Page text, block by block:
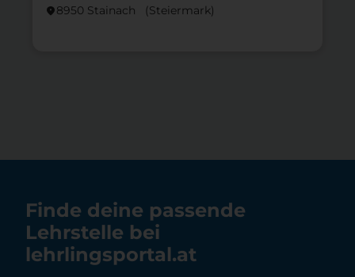
location_on8950 Stainach (Steier­mark)
Finde deine passende
Lehrstelle bei
lehrlingsportal.at